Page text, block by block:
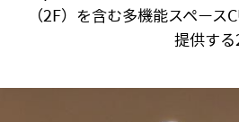
（2F）を含む多機能スペー
提供する